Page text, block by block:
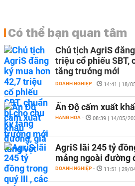
Có thể bạn quan tâm
Chủ tịch AgriS
triệu cổ phiếu SBT,
tăng trưởng mới
DOANH NGHIỆP - 14:41 | 18/
Ấn Độ cấm xuất
HÀNG HÓA - 08:39 | 14/05/
AgriS lãi 245 tỷ
mảng ngoài đường
DOANH NGHIỆP - 11:51 | 29/